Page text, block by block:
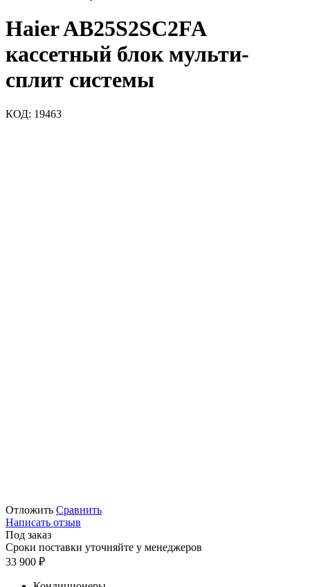
Haier AB25S2SC2FA
кассетный блок мульти-
сплит системы
КОД: 19463
Отложить Сравнить
Написать отзыв
Под заказ
Сроки поставки уточняйте у менеджеров
33 900 ₽